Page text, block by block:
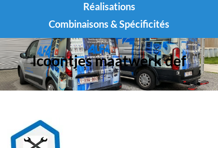
Réalisations
Combinaisons & Spécificités
Icoontjes maatwerk def